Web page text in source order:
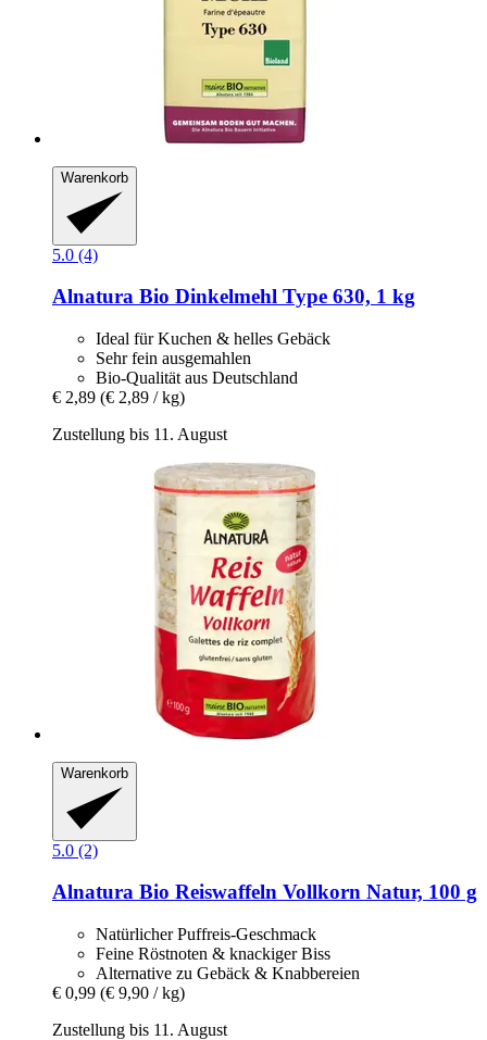
Warenkorb
5.0 (4)
Alnatura Bio Dinkelmehl Type 630, 1 kg
Ideal für Kuchen & helles Gebäck
Sehr fein ausgemahlen
Bio-Qualität aus Deutschland
€ 2,89 (€ 2,89 / kg)
Zustellung bis 11. August
Warenkorb
5.0 (2)
Alnatura Bio Reiswaffeln Vollkorn Natur, 100 g
Natürlicher Puffreis-Geschmack
Feine Röstnoten & knackiger Biss
Alternative zu Gebäck & Knabbereien
€ 0,99 (€ 9,90 / kg)
Zustellung bis 11. August